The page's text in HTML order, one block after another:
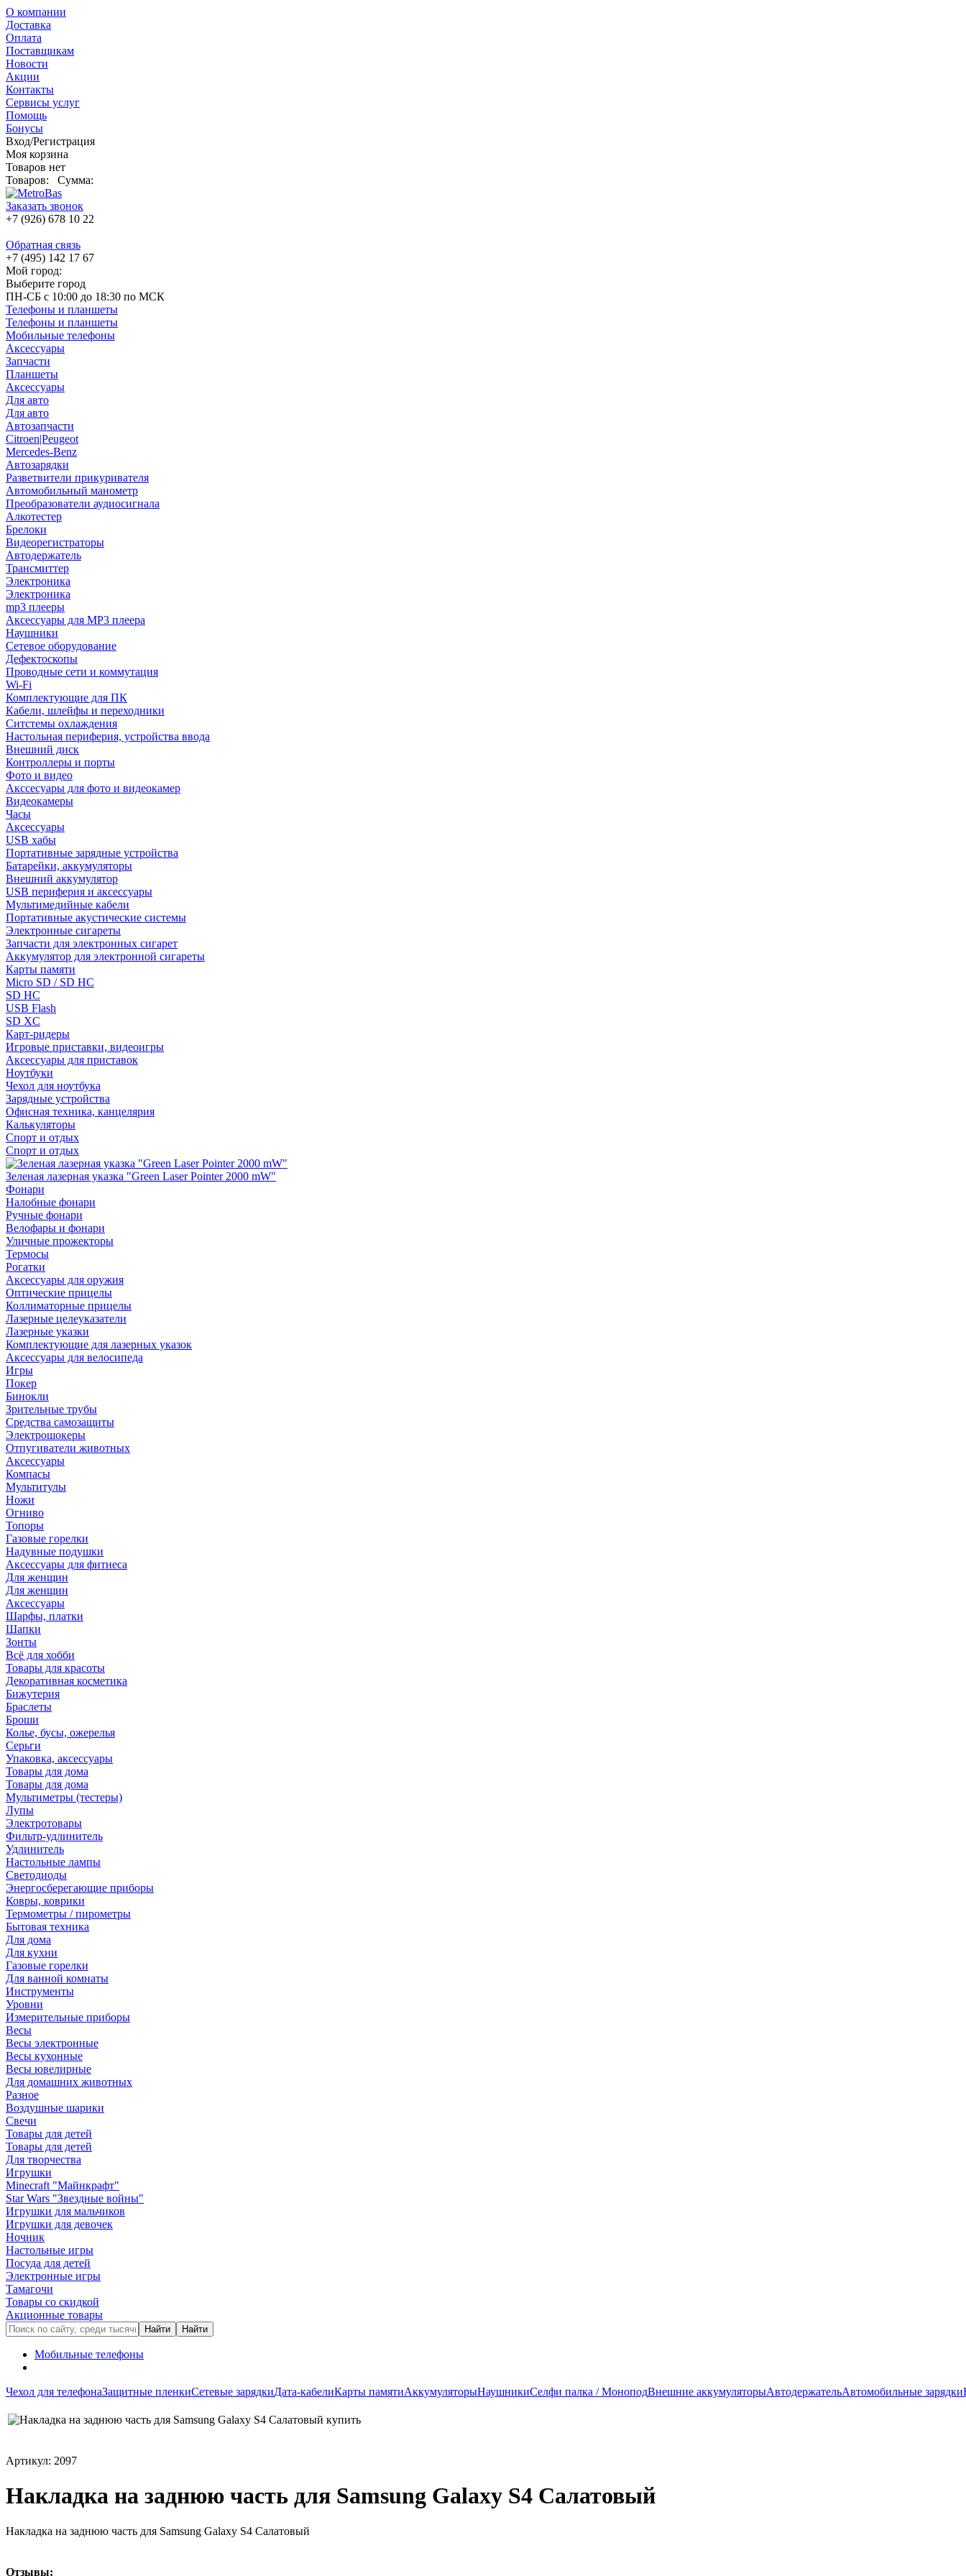
О компании
Доставка
Оплата
Поставщикам
Новости
Акции
Контакты
Сервисы услуг
Помощь
Бонусы
Вход/Регистрация
Моя корзина
Товаров нет
Товаров:
Сумма:
Заказать звонок
+7 (926) 678 10 22
Обратная связь
+7 (495) 142 17 67
Мой город:
Выберите город
ПН-СБ с 10:00 до 18:30 по МСК
Телефоны и планшеты
Телефоны и планшеты
Мобильные телефоны
Аксессуары
Запчасти
Планшеты
Аксессуары
Для авто
Для авто
Автозапчасти
Citroen|Peugeot
Mercedes-Benz
Автозарядки
Разветвители прикуривателя
Автомобильный манометр
Преобразователи аудиосигнала
Алкотестер
Брелоки
Видеорегистраторы
Автодержатель
Трансмиттер
Электроника
Электроника
mp3 плееры
Аксессуары для MP3 плеера
Наушники
Сетевое оборудование
Дефектоскопы
Проводные сети и коммутация
Wi-Fi
Комплектующие для ПК
Кабели, шлейфы и переходники
Ситстемы охлаждения
Настольная периферия, устройства ввода
Внешний диск
Контроллеры и порты
Фото и видео
Акссесуары для фото и видеокамер
Видеокамеры
Часы
Аксессуары
USB хабы
Портативные зарядные устройства
Батарейки, аккумуляторы
Внешний аккумулятор
USB периферия и аксессуары
Мультимедийные кабели
Портативные акустические системы
Электронные сигареты
Запчасти для электронных сигарет
Аккумулятор для электронной сигареты
Карты памяти
Micro SD / SD HC
SD HC
USB Flash
SD XC
Карт-ридеры
Игровые приставки, видеоигры
Аксессуары для приставок
Ноутбуки
Чехол для ноутбука
Зарядные устройства
Офисная техника, канцелярия
Калькуляторы
Спорт и отдых
Спорт и отдых
Зеленая лазерная указка "Green Laser Pointer 2000 mW"
Фонари
Налобные фонари
Ручные фонари
Велофары и фонари
Уличные прожекторы
Термосы
Рогатки
Аксессуары для оружия
Оптические прицелы
Коллиматорные прицелы
Лазерные целеуказатели
Лазерные указки
Комплектующие для лазерных указок
Аксессуары для велосипеда
Игры
Покер
Бинокли
Зрительные трубы
Средства самозащиты
Электрошокеры
Отпугиватели животных
Аксессуары
Компасы
Мультитулы
Ножи
Огниво
Топоры
Газовые горелки
Надувные подушки
Аксессуары для фитнеса
Для женщин
Для женщин
Аксессуары
Шарфы, платки
Шапки
Зонты
Всё для хобби
Товары для красоты
Декоративная косметика
Бижутерия
Браслеты
Броши
Колье, бусы, ожерелья
Серьги
Упаковка, аксессуары
Товары для дома
Товары для дома
Мультиметры (тестеры)
Лупы
Электротовары
Фильтр-удлинитель
Удлинитель
Настольные лампы
Светодиоды
Энергосберегающие приборы
Ковры, коврики
Термометры / пирометры
Бытовая техника
Для дома
Для кухни
Газовые горелки
Для ванной комнаты
Инструменты
Уровни
Измерительные приборы
Весы
Весы электронные
Весы кухонные
Весы ювелирные
Для домашних животных
Разное
Воздушные шарики
Свечи
Товары для детей
Товары для детей
Для творчества
Игрушки
Minecraft "Майнкрафт"
Star Wars "Звездные войны"
Игрушки для мальчиков
Игрушки для девочек
Ночник
Настольные игры
Посуда для детей
Электронные игры
Тамагочи
Товары со скидкой
Акционные товары
Мобильные телефоны
Чехол для телефонаЗащитные пленкиСетевые зарядкиДата-кабелиКарты памятиАккумуляторыНаушникиСелфи палка / МоноподВнешние аккумуляторыАвтодержательАвтомобильные зарядки
Артикул: 2097
Накладка на заднюю часть для Samsung Galaxy S4 Салатовый
Накладка на заднюю часть для Samsung Galaxy S4 Салатовый
Oтзывы: